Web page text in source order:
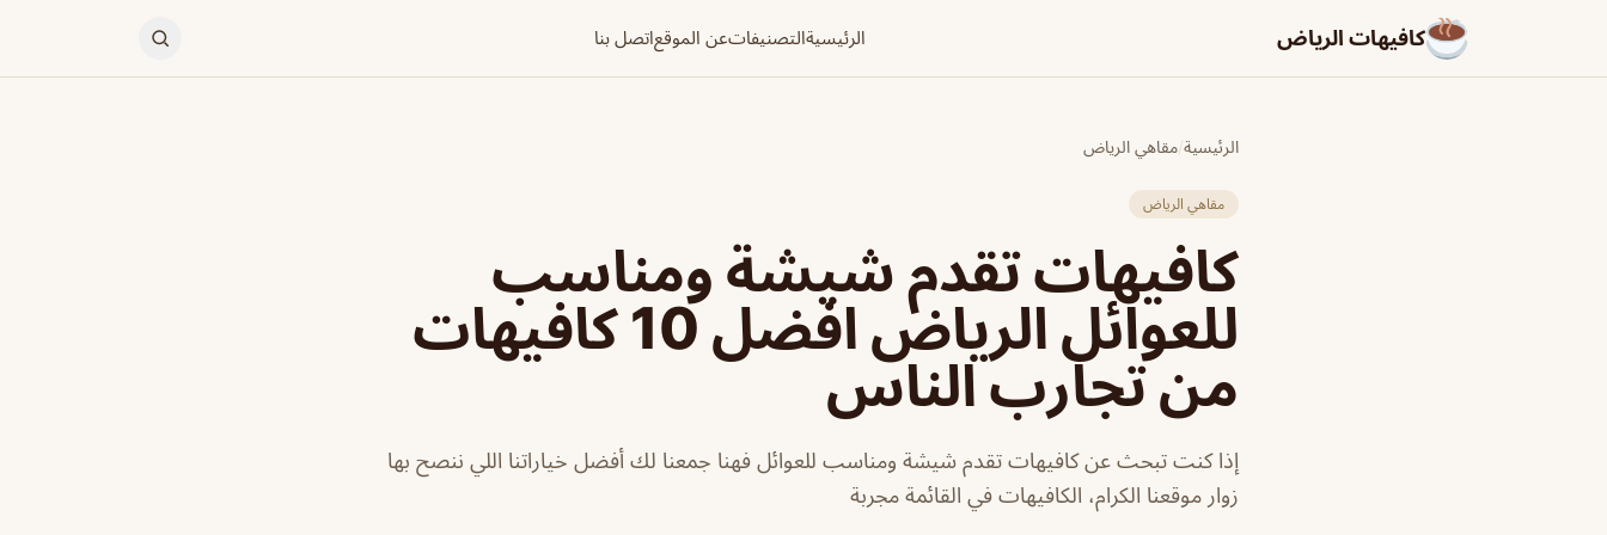
كافيهات الرياض الرئيسيةالتصنيفاتعن الموقعاتصل بنا
الرئيسية/مقاهي الرياض
مقاهي الرياض
كافيهات تقدم شيشة ومناسب
للعوائل الرياض افضل 10 كافيهات
من تجارب الناس
إذا كنت تبحث عن كافيهات تقدم شيشة ومناسب للعوائل فهنا جمعنا لك أفضل خياراتنا اللي ننصح بها
زوار موقعنا الكرام، الكافيهات في القائمة مجربة